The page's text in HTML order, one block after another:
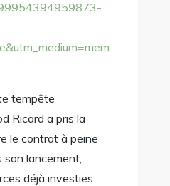
tempête
Ricard a pris la
le contrat à peine
son lancement,
déjà investies.